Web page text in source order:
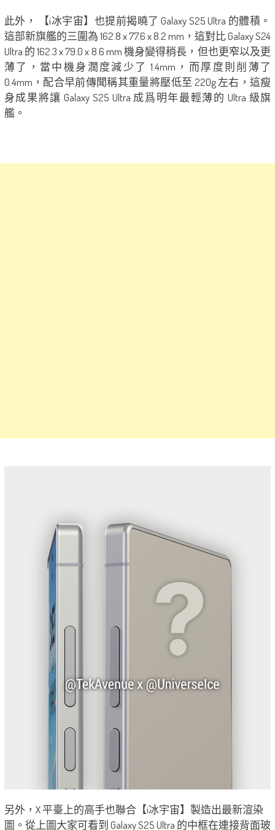
此外， 【i冰宇宙】也提前揭曉了 Galaxy S25 Ultra 的體積。
這部新旗艦的三圍為 162.8 x 77.6 x 8.2 mm，這對比 Galaxy S24
Ultra 的 162.3 x 79.0 x 8.6 mm 機身變得稍長，但也更窄以及更
薄了，當中機身濶度減少了 1.4mm，而厚度則削薄了
0.4mm，配合早前傳聞稱其重量將壓低至 220g 左右，這瘦
身成果將讓 Galaxy S25 Ultra 成爲明年最輕薄的 Ultra 級旗
艦。
另外，X 平臺上的高手也聯合【i冰宇宙】製造出最新渲染
圖。從上圖大家可看到 Galaxy S25 Ultra 的中框在連接背面玻